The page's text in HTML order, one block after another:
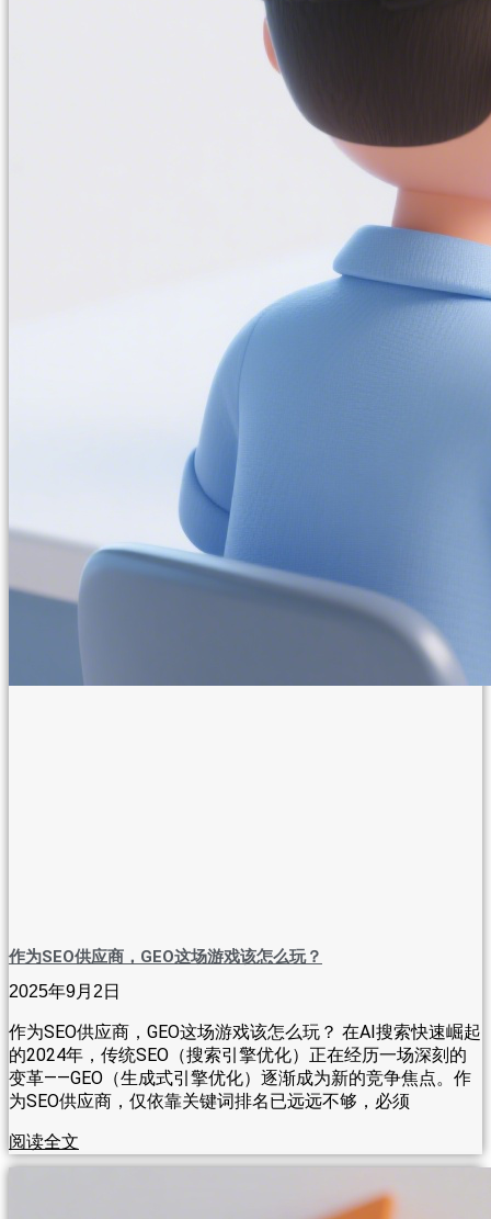
作为SEO供应商，GEO这场游戏该怎么玩？
2025年9月2日
作为SEO供应商，GEO这场游戏该怎么玩？ 在AI搜索快速崛起
的2024年，传统SEO（搜索引擎优化）正在经历一场深刻的
变革——GEO（生成式引擎优化）逐渐成为新的竞争焦点。作
为SEO供应商，仅依靠关键词排名已远远不够，必须
阅读全文